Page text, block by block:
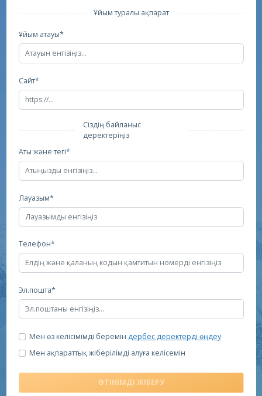
Ұйым туралы ақпарат
Ұйым атауы*
Сайт*
Сіздің байланыс
деректеріңіз
Аты және тегі*
Лауазым*
Телефон*
Эл.пошта*
Мен өз келісімімді беремін дербес деректерді өңдеу
Мен ақпараттық жіберілімді алуға келісемін
ӨТІНІМДІ ЖІБЕРУ